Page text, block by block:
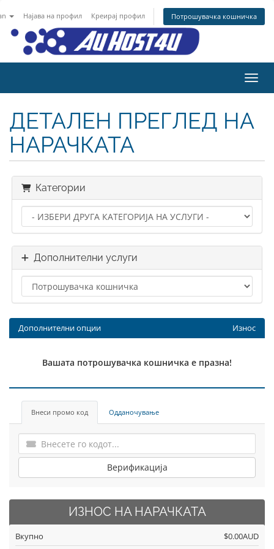
Најава на профил Креирај профил Потрошувачка кошничка
ДЕТАЛЕН ПРЕГЛЕД НА
НАРАЧКАТА
Категории
Дополнителни услуги
Дополнителни опции Износ
Вашата потрошувачка кошничка е празна!
Внеси промо код Одданочување
Верификација
ИЗНОС НА НАРАЧКАТА
Вкупно $0.00AUD